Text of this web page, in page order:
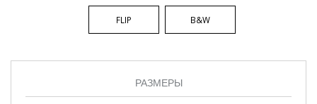
FLIP B&W
РАЗМЕРЫ